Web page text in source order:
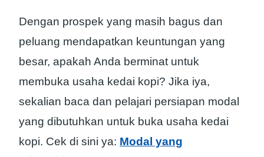
Dengan prospek yang masih bagus dan
peluang mendapatkan keuntungan yang
besar, apakah Anda berminat untuk
membuka usaha kedai kopi? Jika iya,
sekalian baca dan pelajari persiapan modal
yang dibutuhkan untuk buka usaha kedai
kopi. Cek di sini ya: Modal yang